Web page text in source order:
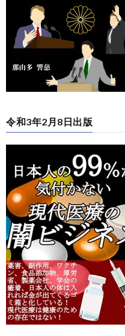
令和3年2月8日出版